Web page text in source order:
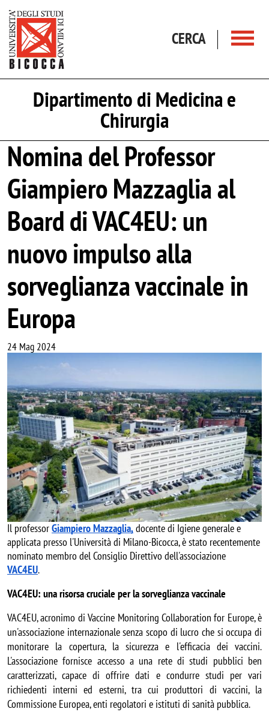
CERCA
Dipartimento di Medicina e
Chirurgia
Nomina del Professor
Giampiero Mazzaglia al
Board di VAC4EU: un
nuovo impulso alla
sorveglianza vaccinale in
Europa
24 Mag 2024
Image
Il professor Giampiero Mazzaglia, docente di Igiene generale e
applicata presso l'Università di Milano-Bicocca, è stato recentemente
VAC4EU.
VAC4EU: una risorsa cruciale per la sorveglianza vaccinale
VAC4EU, acronimo di Vaccine Monitoring Collaboration for Europe, è
un'associazione internazionale senza scopo di lucro che si occupa di
monitorare la copertura, la sicurezza e l'efficacia dei vaccini.
L'associazione fornisce accesso a una rete di studi pubblici ben
caratterizzati, capace di offrire dati e condurre studi per vari
richiedenti interni ed esterni, tra cui produttori di vaccini, la
Commissione Europea, enti regolatori e istituti di sanità pubblica.